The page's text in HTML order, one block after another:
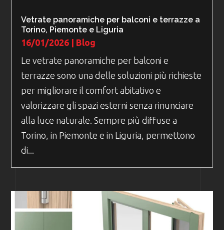
Vetrate panoramiche per balconi e terrazze a
Torino, Piemonte e Liguria
16/01/2026
Blog
Le vetrate panoramiche per balconi e
terrazze sono una delle soluzioni più richieste
per migliorare il comfort abitativo e
valorizzare gli spazi esterni senza rinunciare
alla luce naturale. Sempre più diffuse a
Torino, in Piemonte e in Liguria, permettono
di...